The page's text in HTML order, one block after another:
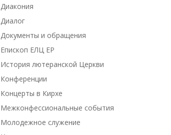
Диакония
Диалог
Документы и обращения
Епископ ЕЛЦ ЕР
История лютеранской Церкви
Конференции
Концерты в Кирхе
Межконфессиональные события
Молодежное служение